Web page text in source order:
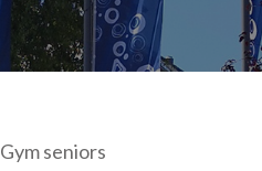
Gym seniors